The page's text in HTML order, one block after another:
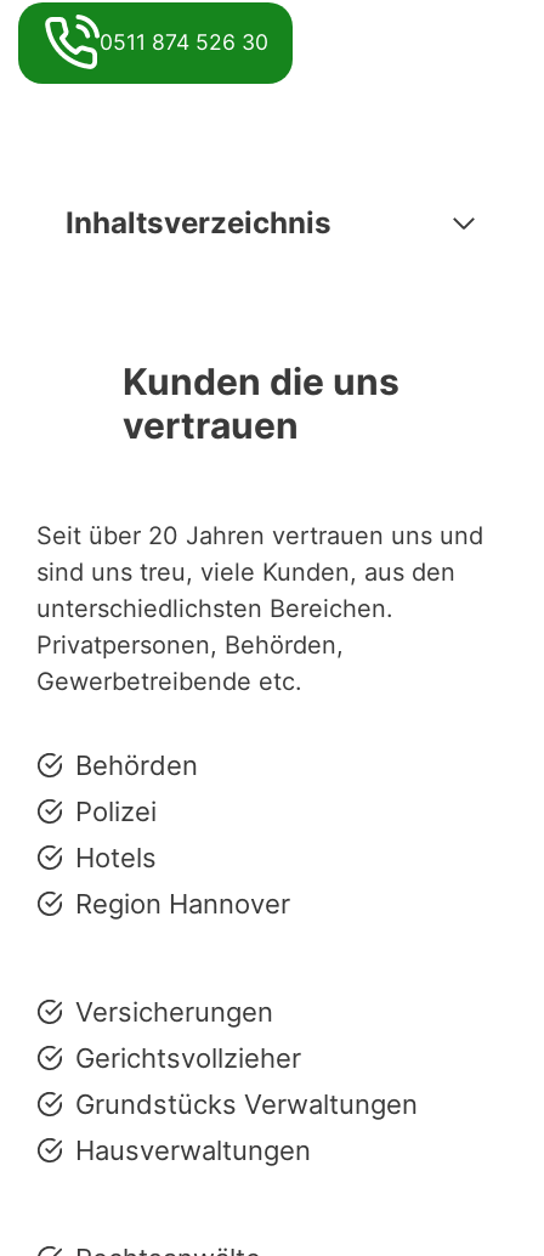
0511 874 526 30
Inhaltsverzeichnis
Kunden die uns
vertrauen
Seit über 20 Jahren vertrauen uns und
sind uns treu, viele Kunden, aus den
unterschiedlichsten Bereichen.
Privatpersonen, Behörden,
Gewerbetreibende etc.
Behörden
Polizei
Hotels
Region Hannover
Versicherungen
Gerichtsvollzieher
Grundstücks Verwaltungen
Hausverwaltungen